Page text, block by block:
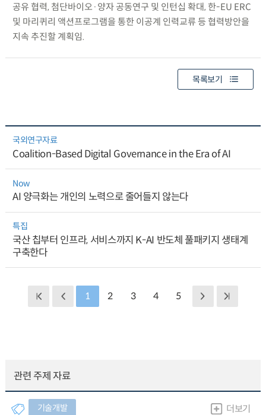
공유 협력, 첨단바이오·양자 공동연구 및 인턴십 확대, 한-EU ERC
및 마리퀴리 액션프로그램을 통한 이공계 인력교류 등 협력방안을
지속 추진할 계획임.
목록보기
국외연구자료
Coalition-Based Digital Governance in the Era of AI
Now
AI 양극화는 개인의 노력으로 줄어들지 않는다
특집
국산 칩부터 인프라, 서비스까지 K-AI 반도체 풀패키지 생태계
구축한다
1 2 3 4 5
관련 주제 자료
기술개발 더보기